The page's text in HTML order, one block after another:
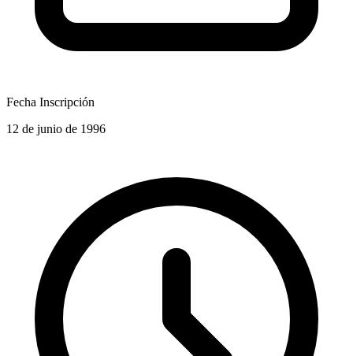
Fecha Inscripción
12 de junio de 1996